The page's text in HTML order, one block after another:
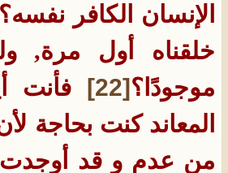
الإنسان الكافر نفسه؟
خلقناه أول مرة,
موجودًا؟ [22]
فأنت
المعاند كنت بحاجة
من عدم و قد أوجدت